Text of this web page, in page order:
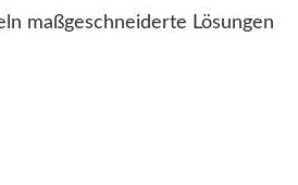
maßgeschneiderte Lösungen